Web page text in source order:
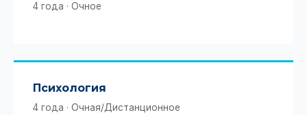
4 года · Очное
Психология
4 года · Очная/Дистанционное